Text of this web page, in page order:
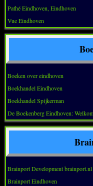
Pathé Eindhoven, Eindhoven
Vue Eindhoven
Boeken over eindhoven
Boekhandel Eindhoven
Boekhandel Spijkerman
De Boekenberg Eindhoven:
Brainport Development brainport.nl
Brainport Eindhoven